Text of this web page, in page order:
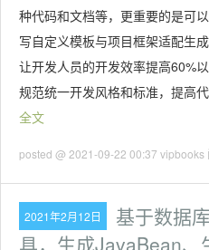
种代码和文档等，更重要的是可
写自定义模板与项目框架适配生
让开发人员的开发效率提高60%
规范统一开发风格和标准，提高
全文
posted @ 2021-09-22 00:37 vipbooks
2021年2月12日
基于数据
具，生成JavaBean、